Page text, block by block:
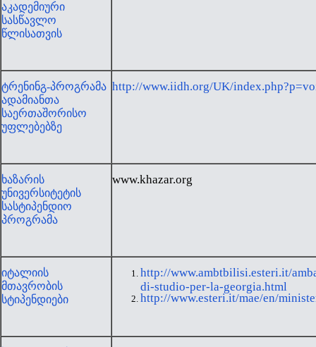
აკადემიური
სასწავლო
წლისათვის
ტრენინგ-პროგრამა
ადამიანთა
საერთაშორისო
უფლებებზე
http://www.iidh.org/UK/
ხაზარის
უნივერსიტეტის
სასტიპენდიო
პროგრამა
www.khazar.org
იტალიის
მთავრობის
სტიპენდიები
http://www.ambtbilisi.esteri.it/
di-studio-per-la-georgia.html
http://www.esteri.it/mae/en/